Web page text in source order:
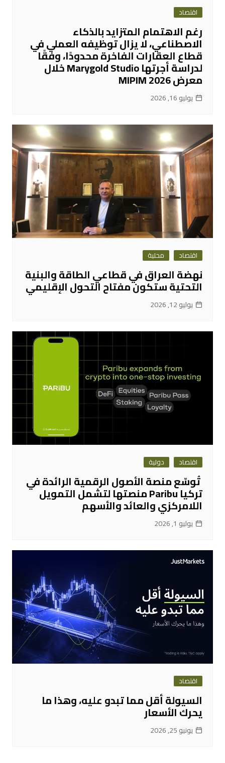
اقتصاد
رغم الاهتمام المتزايد بالذكاء
الاصطناعي، لا يزال توظيفه العملي في
قطاع العقارات الفاخرة محدودًا، وفقًا
لدراسة أجرتها Marygold Studio خلال
معرض MIPIM 2026
يوليو 16, 2026
اقتصاد محلية
نهضة العراق في قطاعي الطاقة والبنية
التحتية ستكون مفتاح التحول الإقليمي
يوليو 12, 2026
اقتصاد دولية
تُوسّع منصة الأصول الرقمية الرائدة في
تركيا Paribu منصتها لتشمل التمويل
اللامركزي والعائد والأسهم
يوليو 1, 2026
اقتصاد
السيولة أقل مما تبدو عليه، وهذا ما
يحرك الأسعار
يونيو 25, 2026